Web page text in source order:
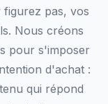
figurez pas, vos
Nous créons
pour s'imposer
d'achat :
qui répond